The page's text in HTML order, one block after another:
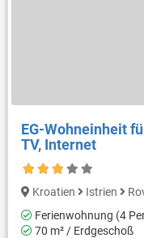
EG-Wohneinheit
TV, Internet
Kroatien Istrien
Ferienwohnung (4
70 m² / Erdgeschoß